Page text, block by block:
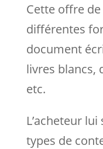
Cette offre
différentes
document
livres blancs,
etc.
L’acheteur
types de